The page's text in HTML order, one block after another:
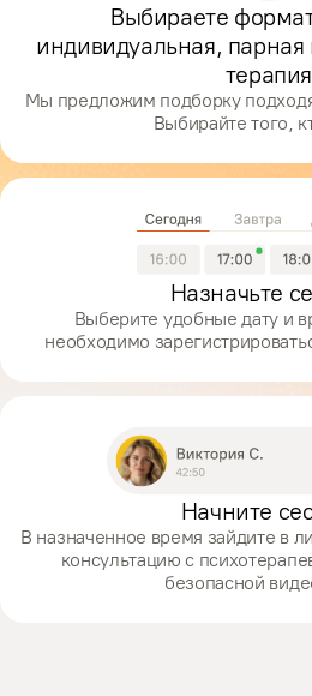
Выбираете
индивидуальная, парная
терапия
Мы предложим подборку
Выбирайте того,
Назначьте
Выберите удобные дату и
необходимо
Начните
В назначенное время зайдите в
консультацию с
безопасной